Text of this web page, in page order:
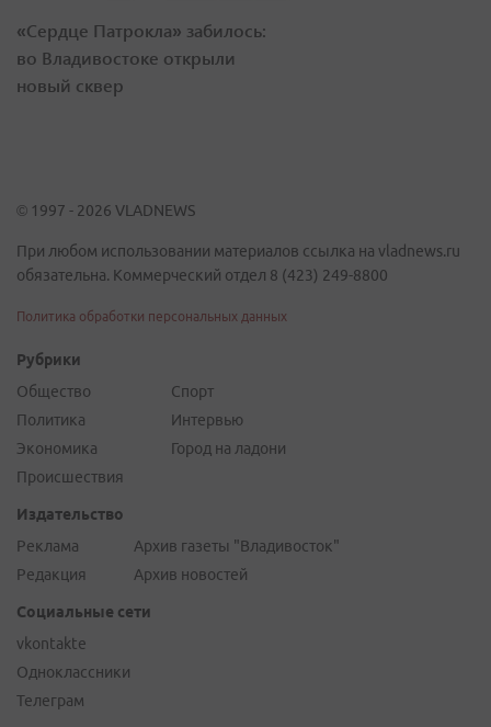
«Сердце Патрокла» забилось:
во Владивостоке открыли
новый сквер
© 1997 - 2026 VLADNEWS
При любом использовании материалов ссылка на vladnews.ru
обязательна. Коммерческий отдел 8 (423) 249-8800
Политика обработки персональных данных
Рубрики
Общество
Политика
Экономика
Происшествия
Спорт
Интервью
Город на ладони
Издательство
Реклама
Редакция
Архив газеты "Владивосток"
Архив новостей
Социальные сети
vkontakte
Одноклассники
Телеграм